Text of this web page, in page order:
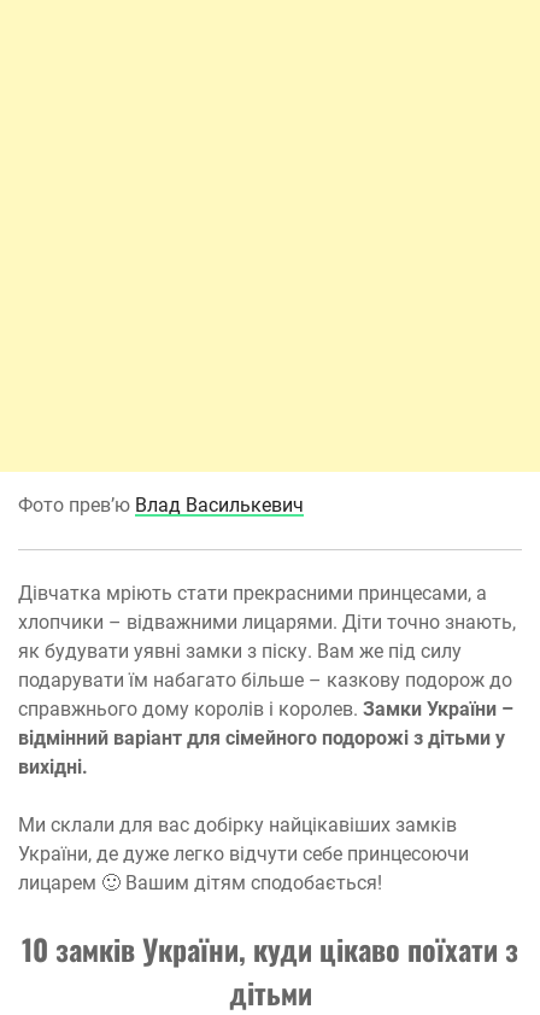
Фото прев’ю Влад Василькевич
Дівчатка мріють стати прекрасними принцесами, а
хлопчики – відважними лицарями. Діти точно знають,
як будувати уявні замки з піску. Вам же під силу
подарувати їм набагато більше – казкову подорож до
справжнього дому королів і королев. Замки України –
відмінний варіант для сімейного подорожі з дітьми у
вихідні.
Ми склали для вас добірку найцікавіших замків
України, де дуже легко відчути себе принцесоючи
лицарем 🙂 Вашим дітям сподобається!
10 замків України, куди цікаво поїхати з
дітьми